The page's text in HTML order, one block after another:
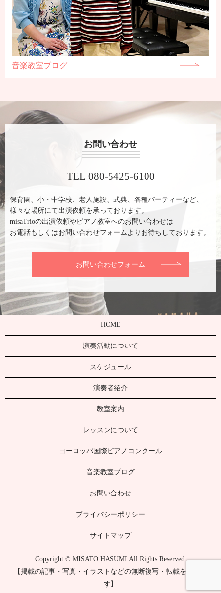
音楽教室ブログ
お問い合わせ
TEL 080-5425-6100
保育園、小・中学校、老人施設、式典、各種パーティーなど、
様々な場所にて出演依頼を承っております。
misaTrioの出演依頼やピアノ教室へのお問い合わせは
お電話もしくはお問い合わせフォームよりお待ちしております。
お問い合わせフォーム
HOME
演奏活動について
スケジュール
演奏者紹介
教室案内
レッスンについて
ヨーロッパ国際ピアノコンクール
音楽教室ブログ
お問い合わせ
プライバシーポリシー
サイトマップ
Copyright © MISATO HASUMI All Rights Reserved.
【掲載の記事・写真・イラストなどの無断複写・転載を禁じま
す】